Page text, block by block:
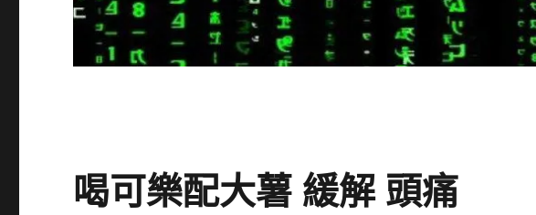
喝可樂配大薯 緩解 頭痛